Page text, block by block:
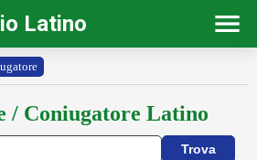
Latino
/ Coniugatore Latino